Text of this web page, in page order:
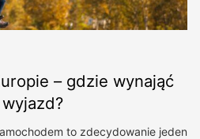
– gdzie wynająć
to zdecydowanie jeden